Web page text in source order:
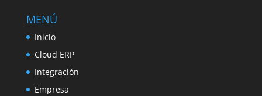
MENÚ
Inicio
Cloud ERP
Integración
Empresa